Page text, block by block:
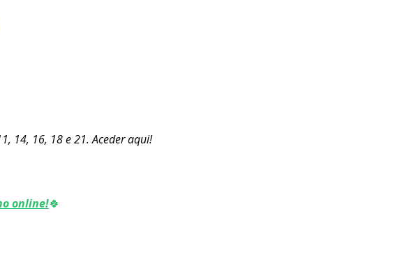
14, 16, 18 e 21. Aceder aqui!
online!🍀